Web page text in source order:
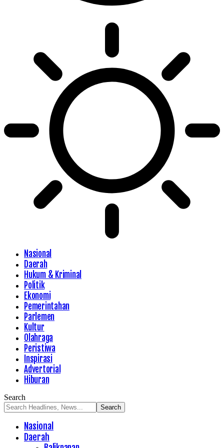
Nasional
Daerah
Hukum & Kriminal
Politik
Ekonomi
Pemerintahan
Parlemen
Kultur
Olahraga
Peristiwa
Inspirasi
Advertorial
Hiburan
Search
Nasional
Daerah